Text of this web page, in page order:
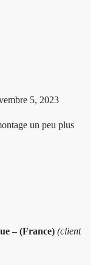
5, 2023
un peu plus
– (France) (client